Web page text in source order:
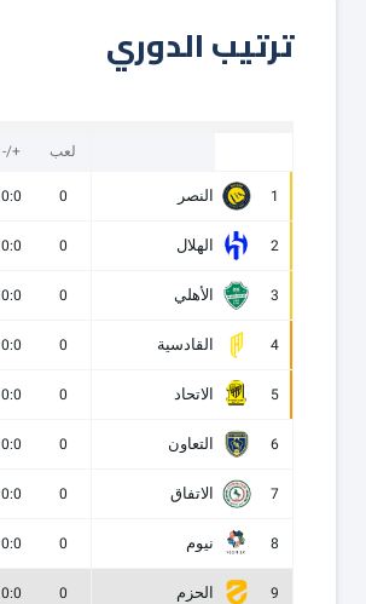
ترتيب الدوري
لعب +/-
1 النصر 0
0:0
2 الهلال 0
0:0
3 الأهلي 0
0:0
4 القادسية 0
0:0
5 الاتحاد 0
0:0
6 التعاون 0
0:0
7 الاتفاق 0
0:0
8 نيوم 0
0:0
9 الحزم 0
0:0